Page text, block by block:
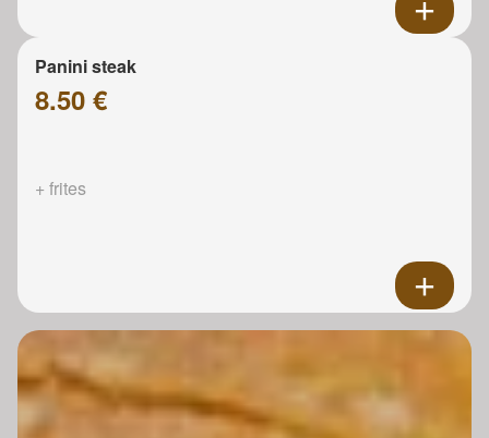
Panini steak
8.50 €
+ frites